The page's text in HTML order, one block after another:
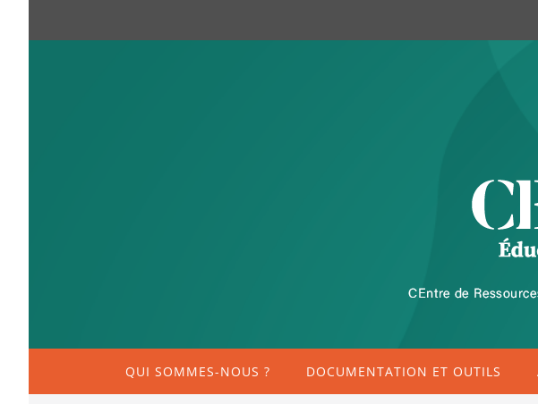
QUI SOMMES-NOUS ? DOCUMENTATION ET OUTILS